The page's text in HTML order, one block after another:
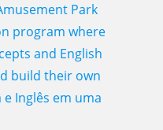
Park
program where
and English
build their own
Inglês em uma